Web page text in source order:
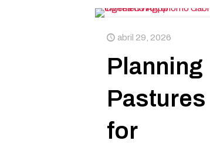
abril 29, 2026
Planning
Pastures
for